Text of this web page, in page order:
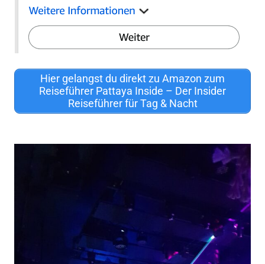
Hier gelangst du direkt zu Amazon zum
Reiseführer Pattaya Inside – Der Insider
Reiseführer für Tag & Nacht